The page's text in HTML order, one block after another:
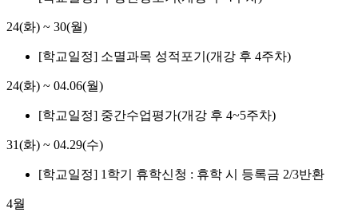
24(화) ~ 30(월)
[학교일정] 소멸과목 성적포기(개강 후 4주차)
24(화) ~ 04.06(월)
[학교일정] 중간수업평가(개강 후 4~5주차)
31(화) ~ 04.29(수)
[학교일정] 1학기 휴학신청 : 휴학 시 등록금 2/3반환
4월